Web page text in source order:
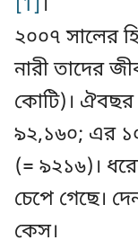
২০০৭ সালের
নারী তাদের
কোটি)। ঐবছর
৯২,১৬০; এর
(= ৯২১৬)।
চেপে গেছে।
কেস।